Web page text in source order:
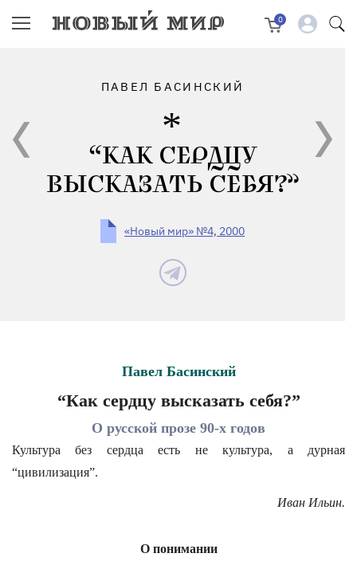
0
ПАВЕЛ БАСИНСКИЙ
“КАК СЕРДЦУ
ВЫСКАЗАТЬ СЕБЯ?”
«Новый мир» №4, 2000
Павел Басинский
“Как сердцу высказать себя?”
О русской прозе 90-х годов
Культура без сердца есть не культура, а дурная
“цивилизация”.
Иван Ильин.
О понимании